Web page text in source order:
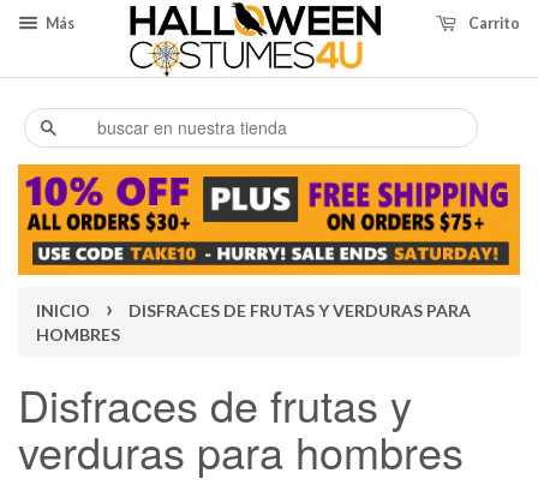
Más Carrito
Buscar
INICIO ›
DISFRACES DE FRUTAS Y VERDURAS PARA
HOMBRES
Disfraces de frutas y
verduras para hombres